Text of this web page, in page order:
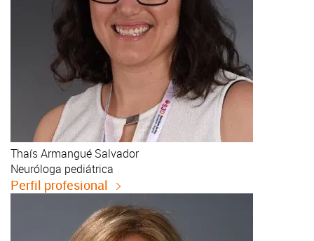
ThaísArmangué Salvador
Neuróloga pediátrica
Perfil profesional